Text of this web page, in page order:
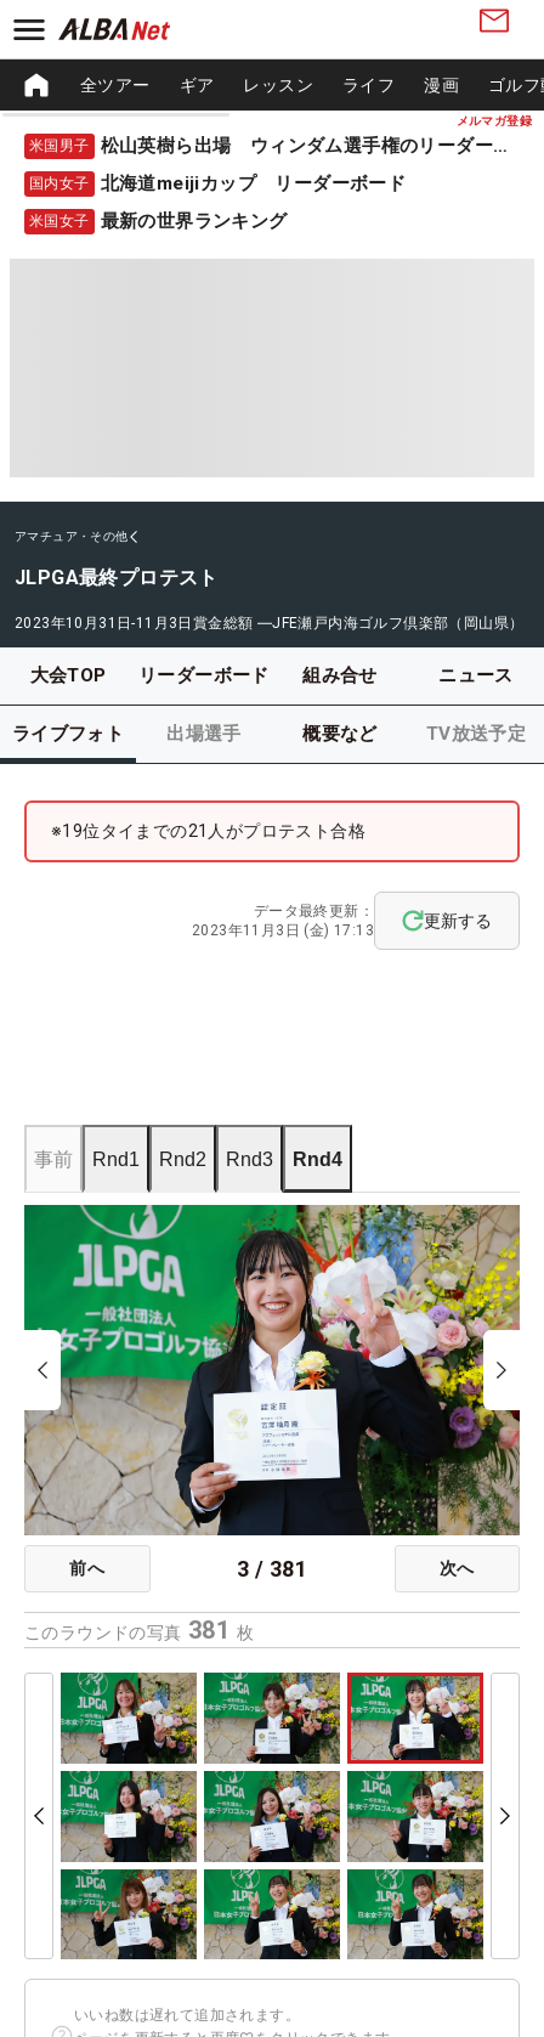
メルマガ登録
全ツアー ギア レッスン ライフ 漫画 ゴル
米国男子 松山英樹ら出場 ウィンダム選手権のリーダーボード
国内女子 北海道meijiカップ リーダーボード
米国女子 最新の世界ランキング
アマチュア・その他
JLPGA最終プロテスト
2023年10月31日-11月3日 賞金総額 ―JFE瀬戸内海ゴルフ倶楽部（岡山県）
大会TOP リーダーボード 組み合せ ニュース
ライブフォト 出場選手 概要など TV放送予定
※19位タイまでの21人がプロテスト合格
データ最終更新：
2023年11月3日 (金) 17:13
更新する
事前 Rnd1 Rnd2 Rnd3 Rnd4
前へ 3 / 381 次へ
このラウンドの写真 381 枚
いいね数は遅れて追加されます。